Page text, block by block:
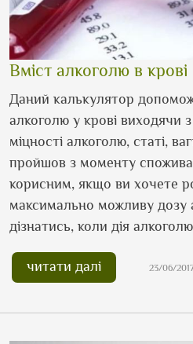
Вміст алкоголю в крові
Даний калькулятор
алкоголю у крові виходячи з
міцності алкоголю, статі,
пройшов з моменту
корисним, якщо ви хочете
максимально можливу дозу
дізнатись, коли дія
читати далі 23/06/